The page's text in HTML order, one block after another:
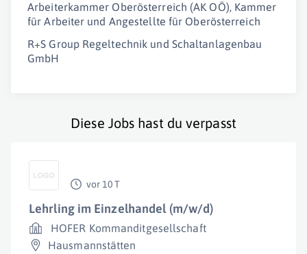
Arbeiterkammer Oberösterreich (AK OÖ), Kammer
für Arbeiter und Angestellte für Oberösterreich
R+S Group Regeltechnik und Schaltanlagenbau
GmbH
Diese Jobs hast du verpasst
vor 10 T
Lehrling im Einzelhandel (m/w/d)
HOFER Kommanditgesellschaft
Hausmannstätten